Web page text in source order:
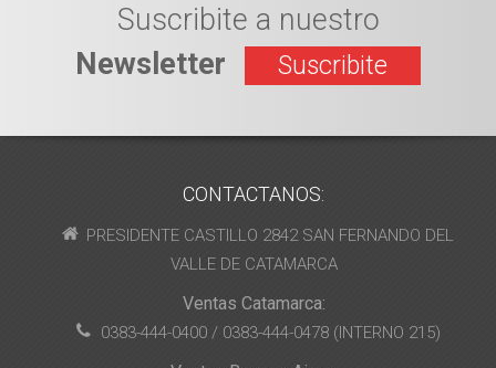
Suscribite a nuestro
Newsletter
Suscribite
CONTACTANOS:
PRESIDENTE CASTILLO 2842 SAN FERNANDO DEL
VALLE DE CATAMARCA
Ventas Catamarca:
0383-444-0400 / 0383-444-0478 (INTERNO 215)